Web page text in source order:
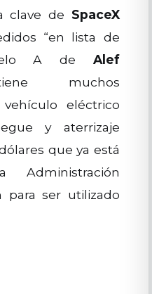
clave de SpaceX
“en lista de
A de Alef
muchos
eléctrico
y aterrizaje
que ya está
para ser utilizado